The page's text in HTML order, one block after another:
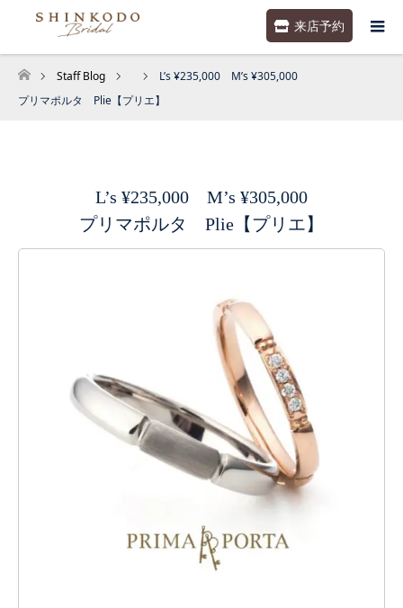
来店予約
ホーム
Staff Blog
L’s ¥235,000 M’s ¥305,000
プリマポルタ Plie【プリエ】
L’s ¥235,000 M’s ¥305,000
プリマポルタ Plie【プリエ】